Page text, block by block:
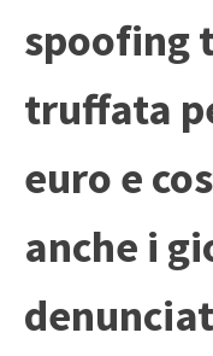
spoofing
truffata
euro e
anche i